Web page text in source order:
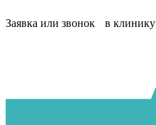
Заявка или звонок в клинику